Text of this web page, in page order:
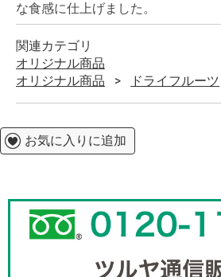
な食感に仕上げました。
関連カテゴリ
オリジナル商品
オリジナル商品
ドライフルーツ
お気に入りに追加